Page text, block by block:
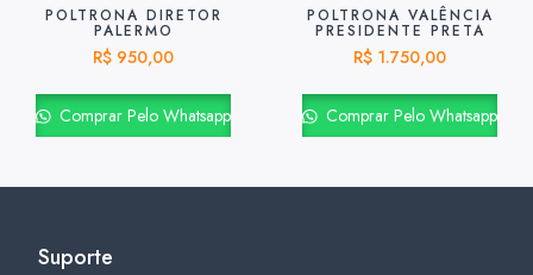
POLTRONA DIRETOR
PALERMO
R$ 950,00
Comprar Pelo Whatsapp
POLTRONA VALÊNCIA
PRESIDENTE PRETA
R$ 1.750,00
Comprar Pelo Whatsapp
Suporte